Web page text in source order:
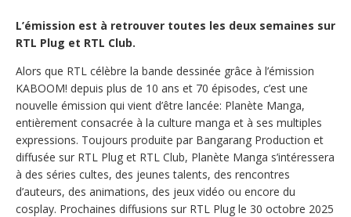
L’émission est à retrouver toutes les deux semaines sur
RTL Plug et RTL Club.
Alors que RTL célèbre la bande dessinée grâce à l’émission
KABOOM! depuis plus de 10 ans et 70 épisodes, c’est une
nouvelle émission qui vient d’être lancée: Planète Manga,
entièrement consacrée à la culture manga et à ses multiples
expressions. Toujours produite par Bangarang Production et
diffusée sur RTL Plug et RTL Club, Planète Manga s’intéressera
à des séries cultes, des jeunes talents, des rencontres
d’auteurs, des animations, des jeux vidéo ou encore du
cosplay. Prochaines diffusions sur RTL Plug le 30 octobre 2025